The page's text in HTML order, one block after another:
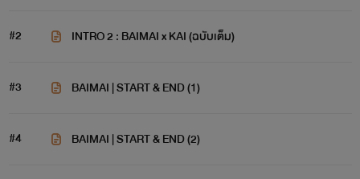
#2 INTRO 2 : BAIMAI x KAI (ฉบับเต็ม)
#3 BAIMAI | START & END (1)
#4 BAIMAI | START & END (2)